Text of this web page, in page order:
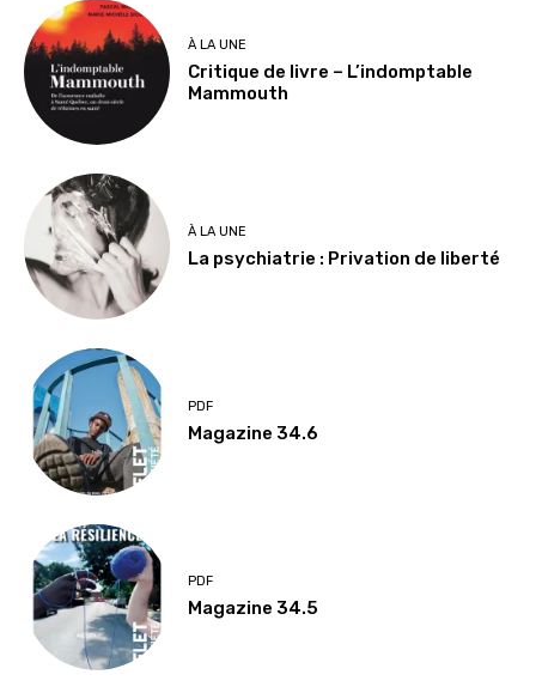
À LA UNE
Critique de livre – L’indomptable
Mammouth
À LA UNE
La psychiatrie : Privation de liberté
PDF
Magazine 34.6
PDF
Magazine 34.5